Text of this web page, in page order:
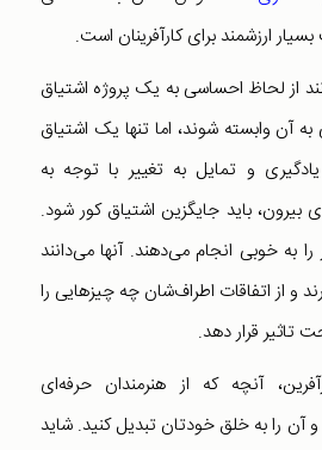
ارزشمند برای کارآفرینان است.
از لحاظ احساسی به یک پروژه اشتیاق
آن وابسته شوند، اما تنها یک اشتیاق
و تمایل به تغییر با توجه به
بیرون، باید جایگزین اشتیاق کور شود.
به خوبی انجام می‌دهند. آنها می‌دانند
و از اتفاقات اطراف‌شان چه چیزهایی را
تاثیر قرار دهد.
آنچه که از هنرمندان حرفه‌ای
و آن را به خلق خودتان تبدیل کنید. شاید